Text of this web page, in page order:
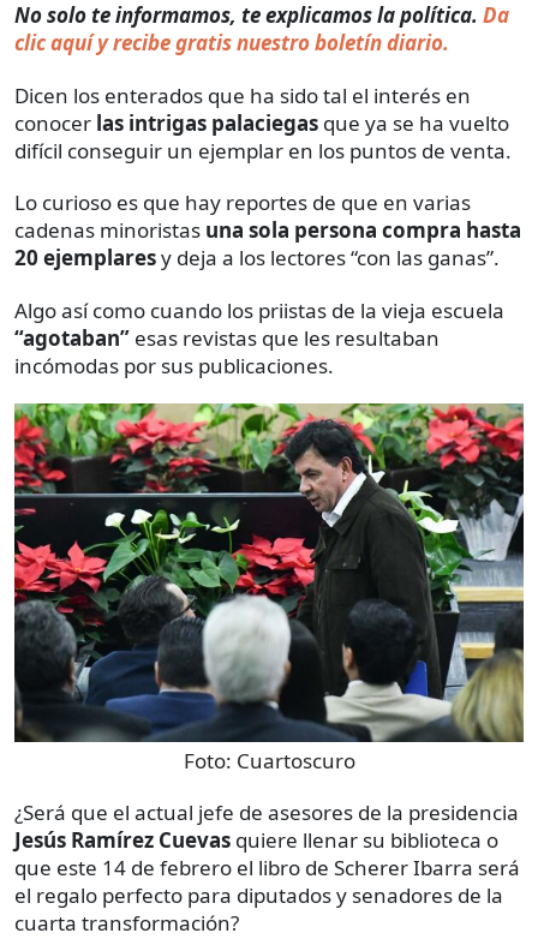
No solo te informamos, te explicamos la política. Da
clic aquí y recibe gratis nuestro boletín diario.
Dicen los enterados que ha sido tal el interés en
conocer las intrigas palaciegas que ya se ha vuelto
difícil conseguir un ejemplar en los puntos de venta.
Lo curioso es que hay reportes de que en varias
cadenas minoristas una sola persona compra hasta
20 ejemplaresy deja a los lectores “con las ganas”.
Algo así como cuando los priistas de la vieja escuela
“agotaban” esas revistas que les resultaban
incómodas por sus publicaciones.
Foto: Cuartoscuro
¿Será que el actual jefe de asesores de la presidencia
Jesús Ramírez Cuevas quiere llenar su biblioteca o
que este 14 de febrero el libro de Scherer Ibarra será
el regalo perfecto para diputados y senadores de la
cuarta transformación?